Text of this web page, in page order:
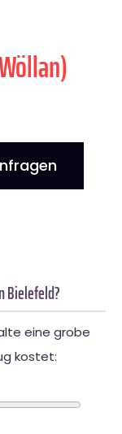
Bielefeld?
eine grobe
kostet: